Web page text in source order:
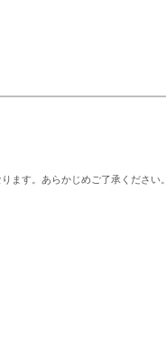
ます。あらかじめご了承ください。